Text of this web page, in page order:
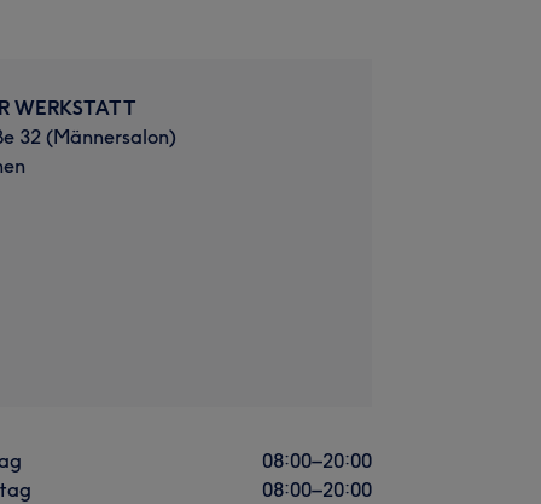
WERKSTATT
32 (Männersalon)
08:00–20:00
08:00–20:00